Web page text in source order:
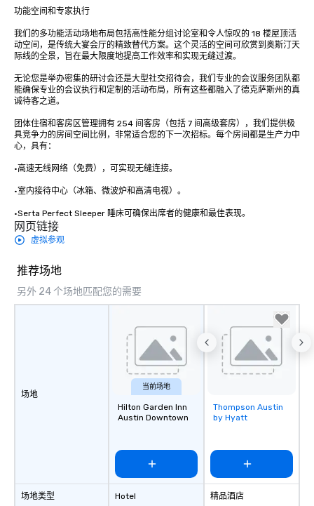
功能空间和专家执行
我们的多功能活动场地布局包括高性能分组讨论室和令人惊叹的 18 楼屋顶活
动空间，是传统大宴会厅的精致替代方案。这个灵活的空间可欣赏到奥斯汀天
际线的全景，旨在最大限度地提高工作效率和实现无缝过渡。
无论您是举办密集的研讨会还是大型社交招待会，我们专业的会议服务团队都
能确保专业的会议执行和定制的活动布局，所有这些都融入了德克萨斯州的真
诚待客之道。
团体住宿和客房区管理拥有 254 间客房（包括 7 间高级套房），我们提供极
具竞争力的房间空间比例，非常适合您的下一次招标。每个房间都是生产力中
心，具有：
•高速无线网络（免费），可实现无缝连接。
•室内接待中心（冰箱、微波炉和高清电视）。
•Serta Perfect Sleeper 睡床可确保出席者的健康和最佳表现。
网页链接
虚拟参观
推荐场地
另外 24 个场地匹配您的需要
场地
场地类型
当前场地
Hilton Garden Inn
Austin Downtown
Hotel
Removed from
favorites
Thompson Austin
by Hyatt
精品酒店